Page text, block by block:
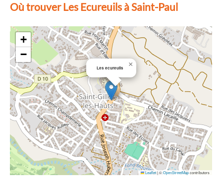
Où trouver Les Ecureuils à Saint-Paul
Les ecureuils ×
+
−
Leaflet|©OpenStreetMapcontributors